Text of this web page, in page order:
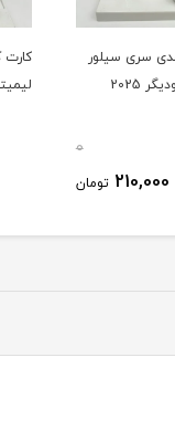
سری سیلور
2025
0
210,000 تومان